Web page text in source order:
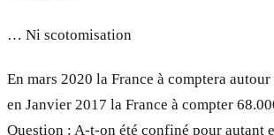
… Ni scotomisation
En mars 2020 la France à comptera
en Janvier 2017 la France à compter
Question : A-t-on été confiné pour autant